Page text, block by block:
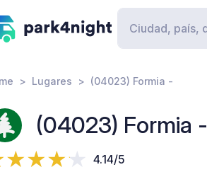
Lugares (04023) Formia -
(04023) Formia -
4.14/5